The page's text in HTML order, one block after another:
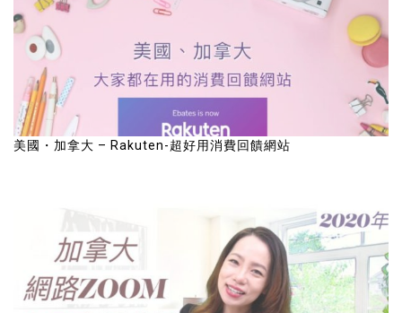
美國・加拿大 – Rakuten-超好用消費回饋網站